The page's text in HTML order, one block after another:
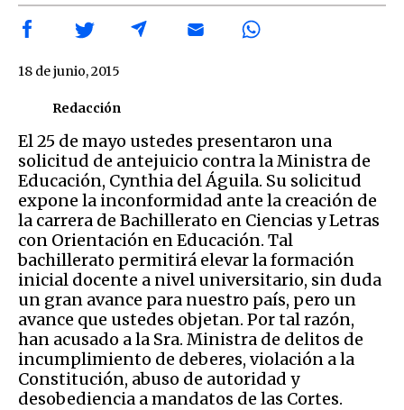
Redacción
18 de junio, 2015
El 25 de mayo ustedes presentaron una
solicitud de antejuicio contra la Ministra de
Educación, Cynthia del Águila. Su solicitud
expone la inconformidad ante la creación de
la carrera de Bachillerato en Ciencias y Letras
con Orientación en Educación. Tal
bachillerato permitirá elevar la formación
inicial docente a nivel universitario, sin duda
un gran avance para nuestro país, pero un
avance que ustedes objetan. Por tal razón,
han acusado a la Sra. Ministra de delitos de
incumplimiento de deberes, violación a la
Constitución, abuso de autoridad y
desobediencia a mandatos de las Cortes.